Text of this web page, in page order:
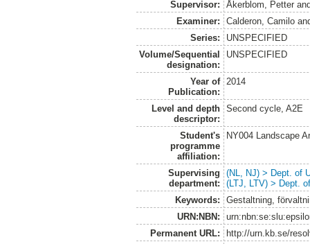
Supervisor:
Åkerblom, Petter
Examiner:
Calderon, Camilo
Series:
UNSPECIFIED
Volume/Sequential
designation:
UNSPECIFIED
Year of
Publication:
2014
Level and depth
descriptor:
Second cycle, A2E
Student's
programme
affiliation:
NY004 Landscape
Supervising
department:
(NL, NJ) > Dept. of
(LTJ, LTV) > Dept.
Keywords:
Gestaltning,
URN:NBN:
Permanent URL:
http://urn.kb.se/